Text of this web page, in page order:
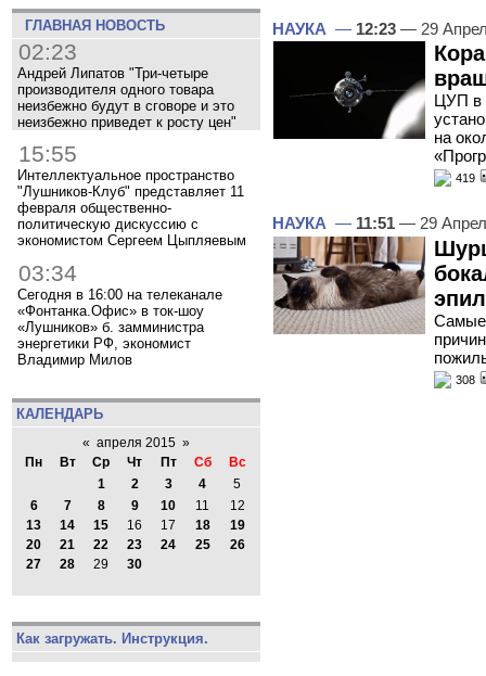
ГЛАВНАЯ НОВОСТЬ
02:23
Андрей Липатов "Три-четыре
производителя одного товара
неизбежно будут в сговоре и это
неизбежно приведет к росту цен"
15:55
Интеллектуальное пространство
"Лушников-Клуб" представляет 11
февраля общественно-
политическую дискуссию с
экономистом Сергеем Цыпляевым
03:34
Сегодня в 16:00 на телеканале
«Фонтанка.Офис» в ток-шоу
«Лушников» б. замминистра
энергетики РФ, экономист
Владимир Милов
КАЛЕНДАРЬ
« апреля 2015 »
Пн
Вт Ср Чт Пт Сб
Вс
1
2 3 4
5
6
7 8 9 10 11
12
13
14 15 16 17 18
19
20
21 22 23 24 25
26
27
28 29 30
Как загружать. Инструкция.
НАУКА — 12:23 — 29
ЦУП в
на
419
НАУКА — 11:51 — 29
Самые
308